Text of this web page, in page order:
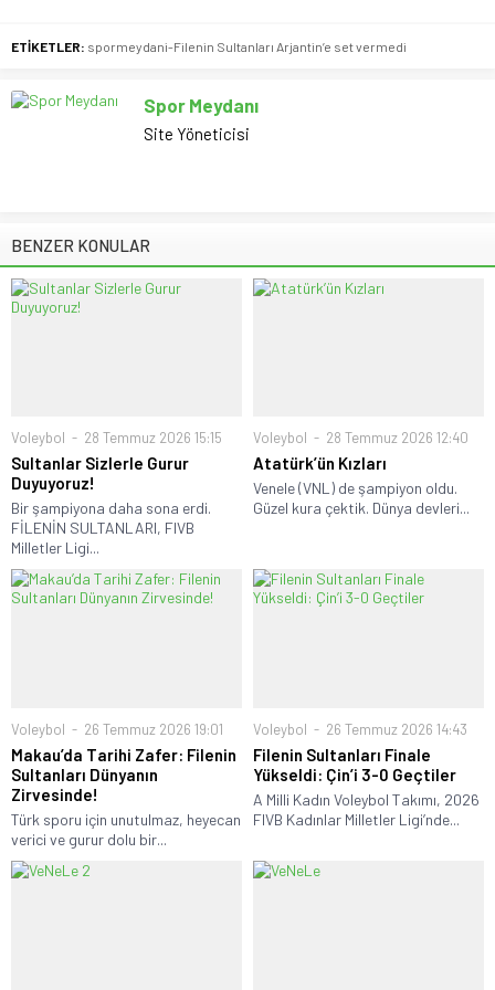
ETİKETLER: spormeydani-Filenin Sultanları Arjantin’e set vermedi
Spor Meydanı
Site Yöneticisi
BENZER KONULAR
Voleybol 28 Temmuz 2026 15:15
Sultanlar Sizlerle Gurur
Duyuyoruz!
Bir şampiyona daha sona erdi.
FİLENİN SULTANLARI, FIVB
Milletler Ligi...
Voleybol 28 Temmuz 2026 12:40
Atatürk’ün Kızları
Venele (VNL) de şampiyon oldu.
Güzel kura çektik. Dünya devleri...
Voleybol 26 Temmuz 2026 19:01
Makau’da Tarihi Zafer: Filenin
Sultanları Dünyanın
Zirvesinde!
Türk sporu için unutulmaz, heyecan
verici ve gurur dolu bir...
Voleybol 26 Temmuz 2026 14:43
Filenin Sultanları Finale
Yükseldi: Çin’i 3-0 Geçtiler
A Milli Kadın Voleybol Takımı, 2026
FIVB Kadınlar Milletler Ligi’nde...